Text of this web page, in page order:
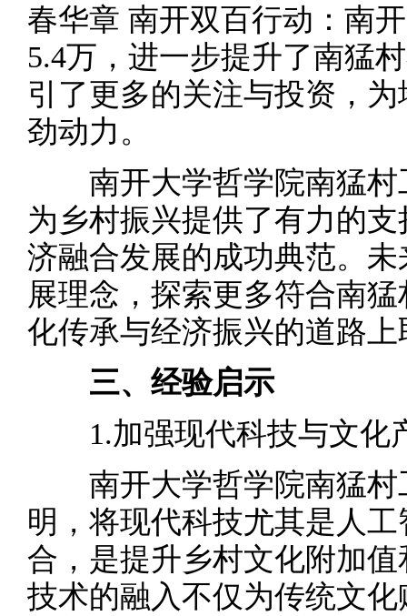
春华章 南开双百行动：南
5.4万，进一步提升了南猛
引了更多的关注与投资，
劲动力。
南开大学哲学院南猛村
为乡村振兴提供了有力的
济融合发展的成功典范。
展理念，探索更多符合南
化传承与经济振兴的道路
三、经验启示
1.加强现代科技与文化
南开大学哲学院南猛村
明，将现代科技尤其是人
合，是提升乡村文化附加
技术的融入不仅为传统文